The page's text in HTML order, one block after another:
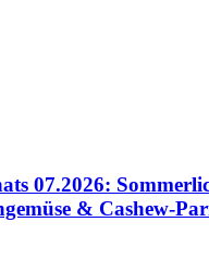
07.2026:
& Cashew-